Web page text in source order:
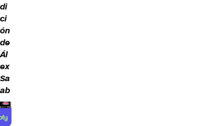
di
ci
ón
de
Ál
ex
Sa
ab